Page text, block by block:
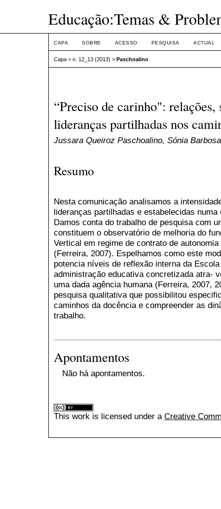
Educação:Temas &
CAPA SOBRE ACESSO PESQUISA ACTUAL
Capa > n. 12_13 (2013) > Paschoalino
“Preciso de carinho": relações,
lideranças partilhadas nos
Jussara Queiroz Paschoalino, Sónia
Resumo
Nesta comunicação analisamos a
lideranças partilhadas e estabelecidas
Damos conta do trabalho de pesquisa com
constituem o observatório de melhoria do
Vertical em regime de contrato de
(Ferreira, 2007). Espelhamos como este
potencia níveis de reflexão interna da
administração educativa concretizada atra-
uma dada agência humana (Ferreira, 2007,
pesquisa qualitativa que possibilitou
caminhos da docência e compreender as
trabalho.
Apontamentos
Não há apontamentos.
This work is licensed under a Creative